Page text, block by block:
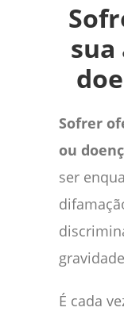
sua
Sofrer
ou
ser
É cada